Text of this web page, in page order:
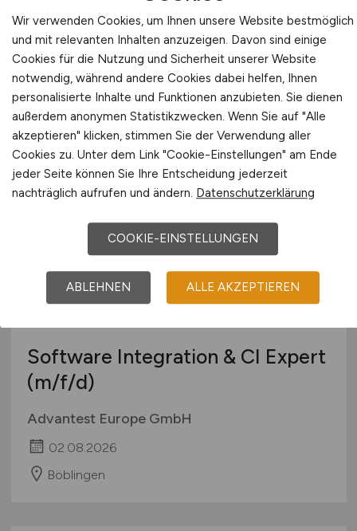
R&D Engineer Software, HW
layer Digital/Embedded (C++)
(m/f/d)
Advantest Europe GmbH
Böblingen
Software Integration & CI Expert
(m/f/d)
Advantest Europe GmbH
02.08.2026
Böblingen
Wir verwenden Cookies, um Ihnen unsere Website bestmöglich
und mit relevanten Inhalten anzuzeigen. Davon sind einige
Cookies für die Nutzung und Sicherheit unserer Website
notwendig, während andere Cookies dabei helfen, Ihnen
personalisierte Inhalte und Funktionen anzubieten. Sie dienen
außerdem anonymen Statistikzwecken. Wenn Sie auf "Alle
akzeptieren" klicken, stimmen Sie der Verwendung aller
Cookies zu. Unter dem Link "Cookie-Einstellungen" am Ende
jeder Seite können Sie Ihre Entscheidung jederzeit
nachträglich aufrufen und ändern. Datenschutzerklärung
COOKIE-EINSTELLUNGEN
ABLEHNEN ALLE AKZEPTIEREN